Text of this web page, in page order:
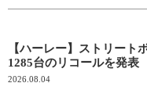
【ハーレー】ストリート
1285台のリコールを発表
2026.08.04